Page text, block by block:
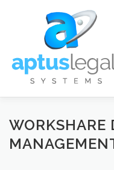
SOLUCIONES
WORKSHARE